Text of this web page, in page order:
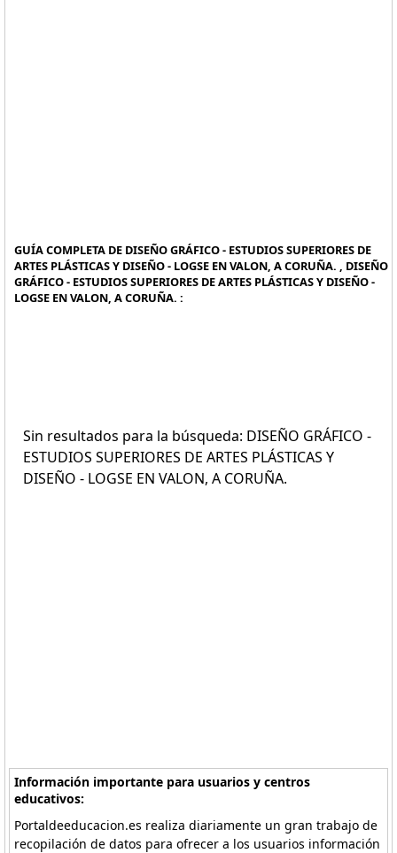
GUÍA COMPLETA DE DISEÑO GRÁFICO - ESTUDIOS SUPERIORES DE
ARTES PLÁSTICAS Y DISEÑO - LOGSE EN VALON, A CORUÑA. , DISEÑO
GRÁFICO - ESTUDIOS SUPERIORES DE ARTES PLÁSTICAS Y DISEÑO -
LOGSE EN VALON, A CORUÑA. :
Sin resultados para la búsqueda: DISEÑO GRÁFICO -
ESTUDIOS SUPERIORES DE ARTES PLÁSTICAS Y
DISEÑO - LOGSE EN VALON, A CORUÑA.
Información importante para usuarios y centros
educativos:
Portaldeeducacion.es realiza diariamente un gran trabajo de
recopilación de datos para ofrecer a los usuarios información